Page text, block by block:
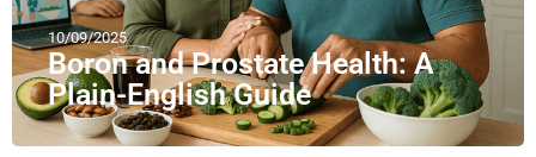
10/09/2025
Boron and Prostate Health: A
Plain-English Guide